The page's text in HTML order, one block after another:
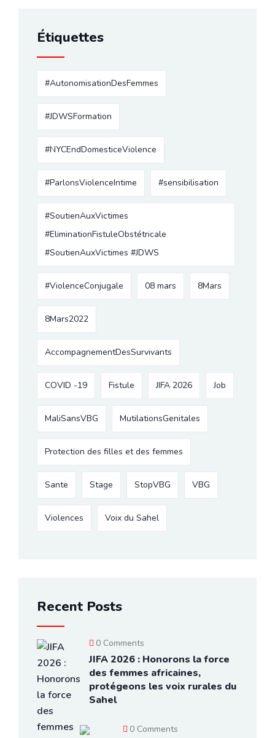
Étiquettes
#AutonomisationDesFemmes
#JDWSFormation
#NYCEndDomesticeViolence
#ParlonsViolenceIntime #sensibilisation
#SoutienAuxVictimes
#EliminationFistuleObstétricale
#SoutienAuxVictimes #JDWS
#ViolenceConjugale 08 mars 8Mars
8Mars2022
AccompagnementDesSurvivants
COVID -19 Fistule JIFA 2026 Job
MaliSansVBG MutilationsGenitales
Protection des filles et des femmes
Sante Stage StopVBG VBG
Violences Voix du Sahel
Recent Posts
0 Comments
JIFA 2026 : Honorons la force
des femmes africaines,
protégeons les voix rurales du
Sahel
0 Comments